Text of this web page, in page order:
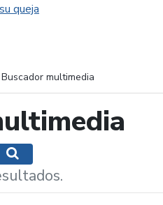
queja
Buscador multimedia
Mostrar opciones de búsqueda